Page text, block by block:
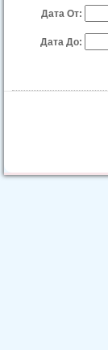
Дата От:
Дата До: